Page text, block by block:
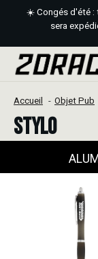
☀️ Congés d'été :
sera
Accueil Objet Pub
Stylo